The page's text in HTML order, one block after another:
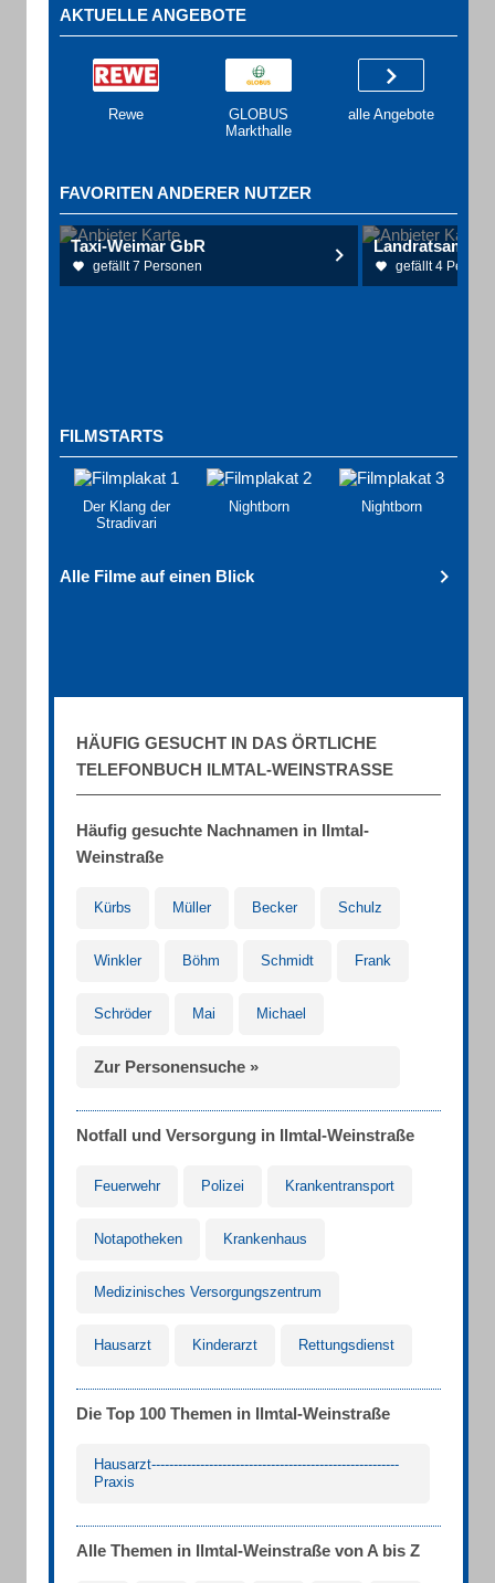
AKTUELLE ANGEBOTE
Rewe
GLOBUS
Markthalle
alle Angebote
FAVORITEN ANDERER NUTZER
Taxi-Weimar GbR
gefällt 7 Personen
Landratsamt
gefällt 4
FILMSTARTS
Der Klang der
Stradivari
Nightborn Nightborn
Alle Filme auf einen Blick
HÄUFIG GESUCHT IN DAS ÖRTLICHE
TELEFONBUCH ILMTAL-WEINSTRASSE
Häufig gesuchte Nachnamen in Ilmtal-
Weinstraße
Kürbs Müller Becker Schulz
Winkler Böhm Schmidt Frank
Schröder Mai Michael
Zur Personensuche »
Notfall und Versorgung in Ilmtal-Weinstraße
Feuerwehr Polizei Krankentransport
Notapotheken Krankenhaus
Medizinisches Versorgungszentrum
Hausarzt Kinderarzt Rettungsdienst
Die Top 100 Themen in Ilmtal-Weinstraße
Hausarzt--------------------------------------------------------
Praxis
Alle Themen in Ilmtal-Weinstraße von A bis Z